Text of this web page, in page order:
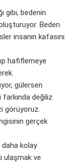
gibi, bedenin
Beden
insanın kafasını
hafiflemeye
gülersen
farkında değiliz
görüyoruz.
gerçek
daha kolay
ulaşmak ve